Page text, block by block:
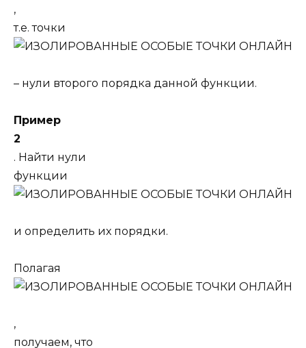
,
т.е. точки
– нули второго порядка данной функции.
Пример
2
. Найти нули
функции
и определить их порядки.
Полагая
,
получаем, что